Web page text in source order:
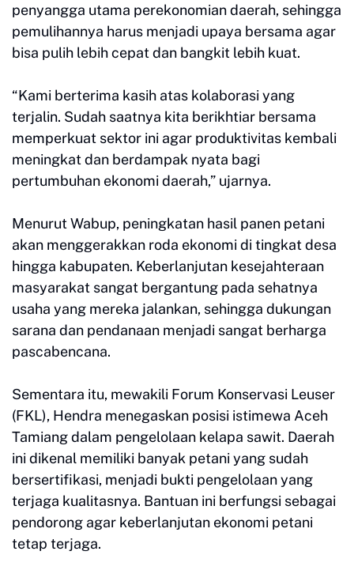
penyangga utama perekonomian daerah, sehingga
pemulihannya harus menjadi upaya bersama agar
bisa pulih lebih cepat dan bangkit lebih kuat.
“Kami berterima kasih atas kolaborasi yang
terjalin. Sudah saatnya kita berikhtiar bersama
memperkuat sektor ini agar produktivitas kembali
meningkat dan berdampak nyata bagi
pertumbuhan ekonomi daerah,” ujarnya.
Menurut Wabup, peningkatan hasil panen petani
akan menggerakkan roda ekonomi di tingkat desa
hingga kabupaten. Keberlanjutan kesejahteraan
masyarakat sangat bergantung pada sehatnya
usaha yang mereka jalankan, sehingga dukungan
sarana dan pendanaan menjadi sangat berharga
pascabencana.
Sementara itu, mewakili Forum Konservasi Leuser
(FKL), Hendra menegaskan posisi istimewa Aceh
Tamiang dalam pengelolaan kelapa sawit. Daerah
ini dikenal memiliki banyak petani yang sudah
bersertifikasi, menjadi bukti pengelolaan yang
terjaga kualitasnya. Bantuan ini berfungsi sebagai
pendorong agar keberlanjutan ekonomi petani
tetap terjaga.